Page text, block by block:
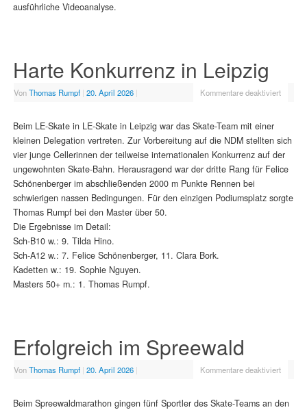
ausführliche Videoanalyse.
Harte Konkurrenz in Leipzig
VonThomas Rumpf | 20. April 2026 | Kommentare deaktiviert
Beim LE-Skate in LE-Skate in Leipzig war das Skate-Team mit einer
kleinen Delegation vertreten. Zur Vorbereitung auf die NDM stellten sich
vier junge Cellerinnen der teilweise internationalen Konkurrenz auf der
ungewohnten Skate-Bahn. Herausragend war der dritte Rang für Felice
Schönenberger im abschließenden 2000 m Punkte Rennen bei
schwierigen nassen Bedingungen. Für den einzigen Podiumsplatz sorgte
Thomas Rumpf bei den Master über 50.
Die Ergebnisse im Detail:
Sch-B10 w.: 9. Tilda Hino.
Sch-A12 w.: 7. Felice Schönenberger, 11. Clara Bork.
Kadetten w.: 19. Sophie Nguyen.
Masters 50+ m.: 1. Thomas Rumpf.
Erfolgreich im Spreewald
VonThomas Rumpf | 20. April 2026 | Kommentare deaktiviert
Beim Spreewaldmarathon gingen fünf Sportler des Skate-Teams an den